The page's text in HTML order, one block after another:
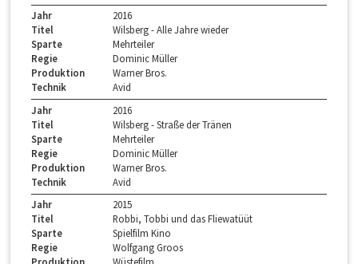
Jahr
2016
Titel
Wilsberg - Alle Jahre wieder
Sparte
Mehrteiler
Regie
Dominic Müller
Produktion
Warner Bros.
Technik
Avid
Jahr
2016
Titel
Wilsberg - Straße der Tränen
Sparte
Mehrteiler
Regie
Dominic Müller
Produktion
Warner Bros.
Technik
Avid
Jahr
2015
Titel
Robbi, Tobbi und das Fliewatüüt
Sparte
Spielfilm Kino
Regie
Wolfgang Groos